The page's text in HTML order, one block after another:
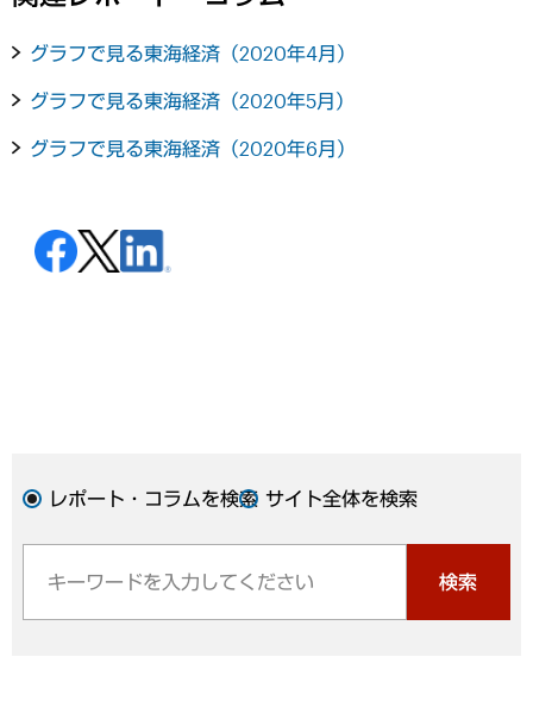
グラフで見る東海経済（2020年4月）
グラフで見る東海経済（2020年5月）
グラフで見る東海経済（2020年6月）
レポート・コラムを検索 サイト全体を検索
検索